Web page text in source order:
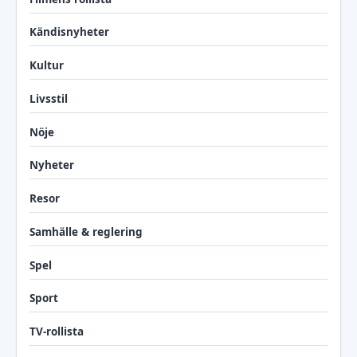
Kändisnyheter
Kultur
Livsstil
Nöje
Nyheter
Resor
Samhälle & reglering
Spel
Sport
TV-rollista